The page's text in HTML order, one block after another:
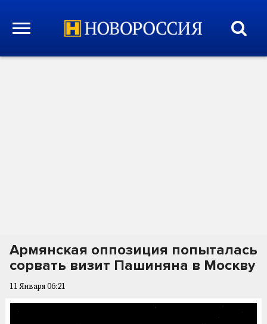
Армянская оппозиция попыталась
сорвать визит Пашиняна в Москву
11 Января 06:21